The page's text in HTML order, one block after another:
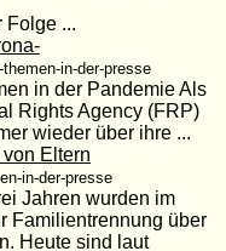
Folge ...
in-der-presse
in der Pandemie Als
Rights Agency (FRP)
wieder über ihre ...
Eltern
in-der-presse
Jahren wurden im
Familientrennung über
Heute sind laut